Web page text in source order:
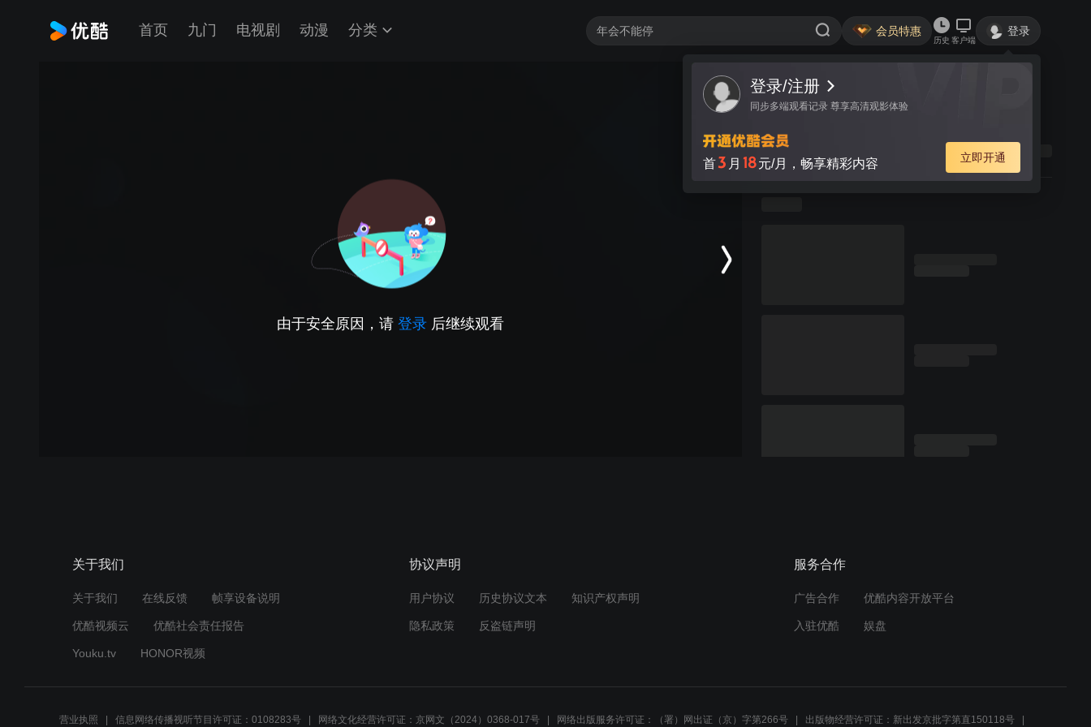
首页 九门 电视剧 动漫 分类 会员特惠
历史 客户端
登录
登录/注册
同步多端观看记录 尊享高清观影体验
首3 月 18元/月，畅享精彩内容 立即开通
由于安全原因，请 登录 后继续观看
关于我们
关于我们 在线反馈 帧享设备说明
优酷视频云 优酷社会责任报告
Youku.tv HONOR视频
协议声明
用户协议 历史协议文本 知识产权声明
隐私政策 反盗链声明
服务合作
广告合作 优酷内容开放平台
入驻优酷 娱盘
营业执照 信息网络传播视听节目许可证：0108283号 网络文化经营许可证：京网文（2024）0368-017号 网络出版服务许可证：（署）网出证（京）字第266号 出版物经营许可证：新出发京批字第直150118号